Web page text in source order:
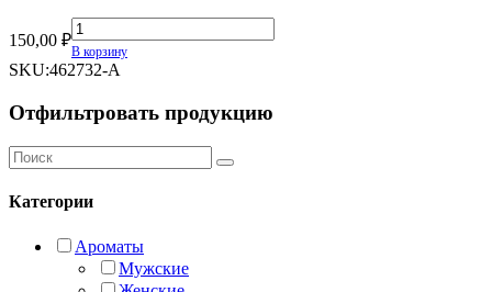
150,00 ₽
Vilhelm
Parfumerie
Moon
В корзину
SKU:462732-A
Отфильтровать продукцию
Категории
Ароматы
Мужские